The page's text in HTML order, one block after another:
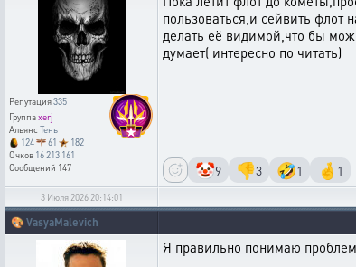
Репутация335
Группаxerj
АльянсТень
124
61
182
Очков 16 213 161
Сообщений 147
пользоваться,и сейвить флот
делать её видимой,что бы
думает( интересно по читать)
🤡9 👎3 🤣1 🤞 1
3 Июля 2026 20:14:01
🎨 VasyaMalevich
Я правильно понимаю